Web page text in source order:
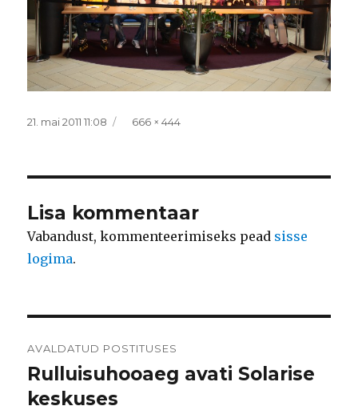
Postitatud
21. mai 2011 11:08 Täissuurus
666 × 444
Lisa kommentaar
Vabandust, kommenteerimiseks pead sisse
logima.
AVALDATUD POSTITUSES
Rulluisuhooaeg avati Solarise
keskuses